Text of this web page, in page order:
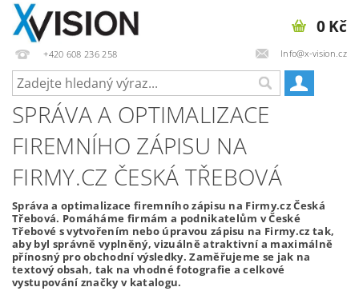
+420 608 236 258 Info@x-vision.cz
0 Kč
SPRÁVA A OPTIMALIZACE
FIREMNÍHO ZÁPISU NA
FIRMY.CZ ČESKÁ TŘEBOVÁ
Správa a optimalizace firemního zápisu na Firmy.cz Česká
Třebová. Pomáháme firmám a podnikatelům v České
Třebové s vytvořením nebo úpravou zápisu na Firmy.cz tak,
aby byl správně vyplněný, vizuálně atraktivní a maximálně
přínosný pro obchodní výsledky. Zaměřujeme se jak na
textový obsah, tak na vhodné fotografie a celkové
vystupování značky v katalogu.